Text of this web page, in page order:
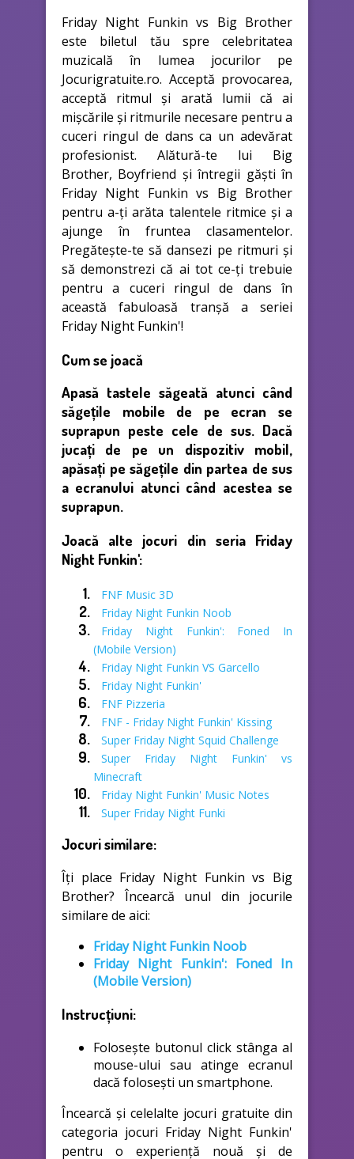
Friday Night Funkin vs Big Brother
este biletul tău spre celebritatea
muzicală în lumea jocurilor pe
Jocurigratuite.ro. Acceptă provocarea,
acceptă ritmul și arată lumii că ai
mișcările și ritmurile necesare pentru a
cuceri ringul de dans ca un adevărat
profesionist. Alătură-te lui Big
Brother, Boyfriend și întregii găști în
Friday Night Funkin vs Big Brother
pentru a-ți arăta talentele ritmice și a
ajunge în fruntea clasamentelor.
Pregătește-te să dansezi pe ritmuri și
să demonstrezi că ai tot ce-ți trebuie
pentru a cuceri ringul de dans în
această fabuloasă tranșă a seriei
Friday Night Funkin'!
Cum se joacă
Apasă tastele săgeată atunci când
săgețile mobile de pe ecran se
suprapun peste cele de sus. Dacă
jucați de pe un dispozitiv mobil,
apăsați pe săgețile din partea de sus
a ecranului atunci când acestea se
suprapun.
Joacă alte jocuri din seria Friday
Night Funkin':
FNF Music 3D
Friday Night Funkin Noob
Friday Night Funkin': Foned In
(Mobile Version)
Friday Night Funkin VS Garcello
Friday Night Funkin'
FNF Pizzeria
FNF - Friday Night Funkin' Kissing
Super Friday Night Squid Challenge
Super Friday Night Funkin' vs
Minecraft
Friday Night Funkin' Music Notes
Super Friday Night Funki
Jocuri similare:
Îți place Friday Night Funkin vs Big
Brother? Încearcă unul din jocurile
similare de aici:
Friday Night Funkin Noob
Friday Night Funkin': Foned In
(Mobile Version)
Instrucțiuni:
Folosește butonul click stânga al
mouse-ului sau atinge ecranul
dacă folosești un smartphone.
Încearcă și celelalte jocuri gratuite din
categoria jocuri Friday Night Funkin'
pentru o experiență nouă și de